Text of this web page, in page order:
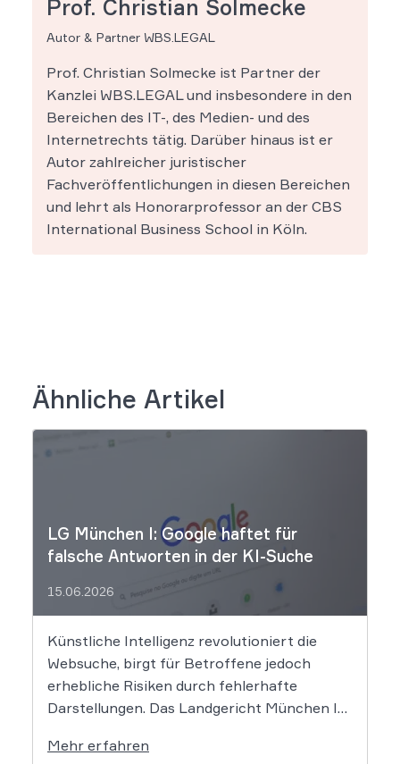
Prof. Christian Solmecke
Autor & Partner WBS.LEGAL
Prof. Christian Solmecke ist Partner der
Kanzlei WBS.LEGAL und insbesondere in den
Bereichen des IT-, des Medien- und des
Internetrechts tätig. Darüber hinaus ist er
Autor zahlreicher juristischer
Fachveröffentlichungen in diesen Bereichen
und lehrt als Honorarprofessor an der CBS
International Business School in Köln.
Ähnliche Artikel
LG München I: Google haftet für
falsche Antworten in der KI-Suche
15.06.2026
Künstliche Intelligenz revolutioniert die
Websuche, birgt für Betroffene jedoch
erhebliche Risiken durch fehlerhafte
Darstellungen. Das Landgericht München I
rechtliche Grenzen. Werden durch die
Mehr erfahren